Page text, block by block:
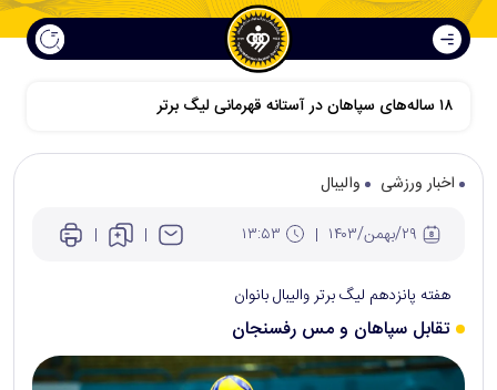
۱۸ ساله‌های سپاهان در آستانه قهرمانی لیگ برتر
اخبار ورزشی
والیبال
هفته پانزدهم لیگ برتر والیبال بانوان
تقابل سپاهان و مس رفسنجان